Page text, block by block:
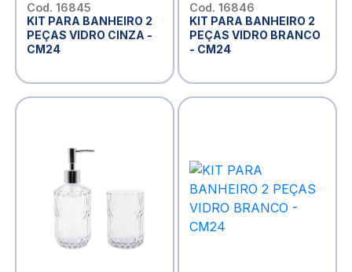
Cod. 16845
KIT PARA BANHEIRO 2
PEÇAS VIDRO CINZA -
CM24
Cod. 16846
KIT PARA BANHEIRO 2
PEÇAS VIDRO BRANCO
- CM24